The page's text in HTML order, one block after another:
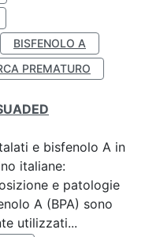
BISFENOLO A
PREMATURO
e bisfenolo A in
italiane:
e patologie
A (BPA) sono
utilizzati...